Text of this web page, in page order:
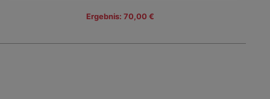
Ergebnis: 70,00 €